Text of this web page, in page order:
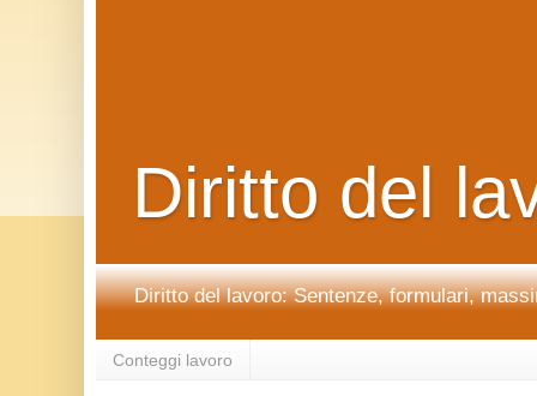
Diritto del
Diritto del lavoro: Sentenze, formulari,
Conteggi lavoro